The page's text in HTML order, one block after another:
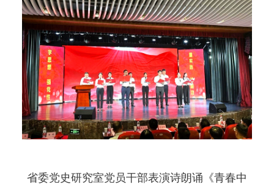
省委党史研究室党员干部表演诗朗诵《青春中